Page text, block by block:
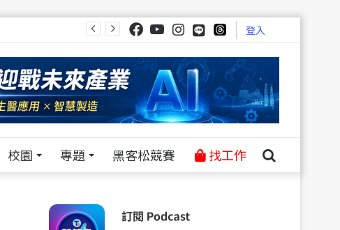
登入
校園 專題 黑客松競賽 找工作